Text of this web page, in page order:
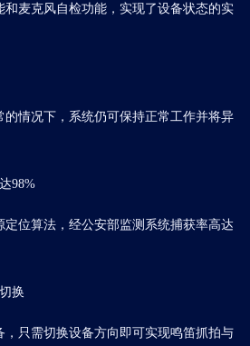
麦克风自检功能，实现了设备状态的实
情况下，系统仍可保持正常工作并将异
98%
定位算法，经公安部监测系统捕获率高达
换
，只需切换设备方向即可实现鸣笛抓拍与